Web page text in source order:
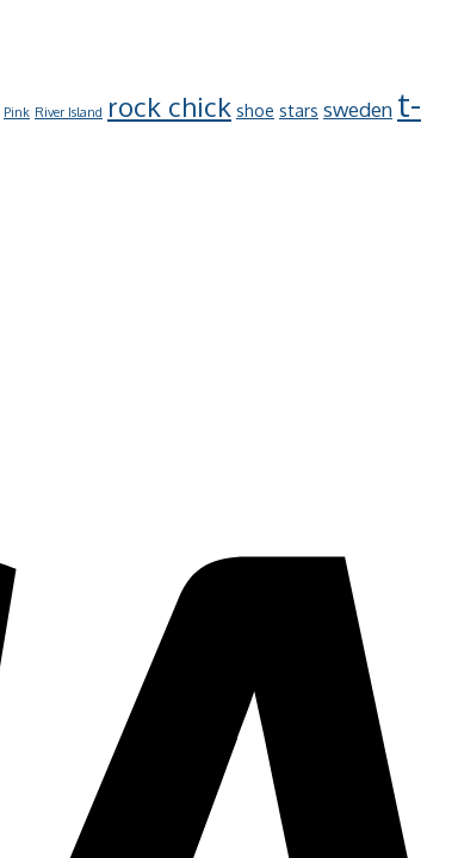
Pink River Island rock chick shoe stars sweden t-